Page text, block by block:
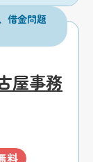
借金問題
屋事務
料